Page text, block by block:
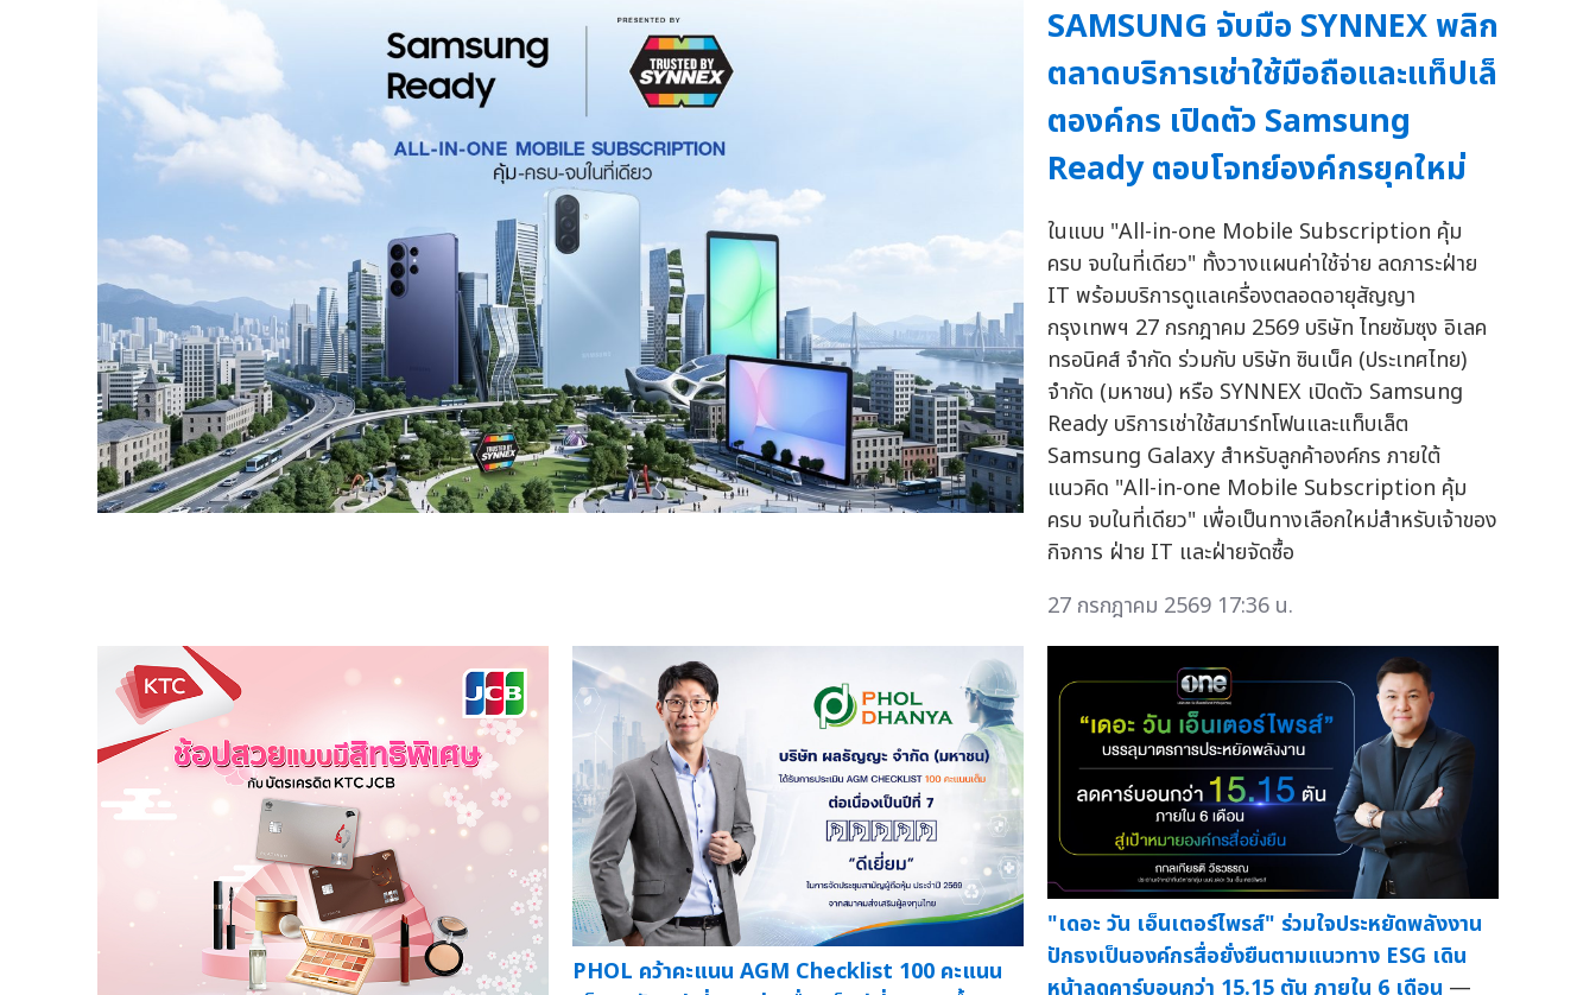
SAMSUNG จับมือ SYNNEX พลิก
ตลาดบริการเช่าใช้มือถือและแท็ปเล็
ตองค์กร เปิดตัว Samsung
Ready ตอบโจทย์องค์กรยุคใหม่
ในแบบ "All-in-one Mobile Subscription คุ้ม
ครบ จบในที่เดียว" ทั้งวางแผนค่าใช้จ่าย ลดภาระฝ่าย
IT พร้อมบริการดูแลเครื่องตลอดอายุสัญญา
กรุงเทพฯ 27 กรกฎาคม 2569 บริษัท ไทยซัมซุง อิเลค
ทรอนิคส์ จำกัด ร่วมกับ บริษัท ซินเน็ค (ประเทศไทย)
จำกัด (มหาชน) หรือ SYNNEX เปิดตัว Samsung
Ready บริการเช่าใช้สมาร์ทโฟนและแท็บเล็ต
Samsung Galaxy สำหรับลูกค้าองค์กร ภายใต้
แนวคิด "All-in-one Mobile Subscription คุ้ม
ครบ จบในที่เดียว" เพื่อเป็นทางเลือกใหม่สำหรับเจ้าของ
กิจการ ฝ่าย IT และฝ่ายจัดซื้อ
27 กรกฎาคม 2569 17:36 น.
PHOL คว้าคะแนน AGM Checklist 100 คะแนน
"เดอะ วัน เอ็นเตอร์ไพรส์" ร่วมใจประหยัดพลังงาน
ปักธงเป็นองค์กรสื่อยั่งยืนตามแนวทาง ESG เดิน